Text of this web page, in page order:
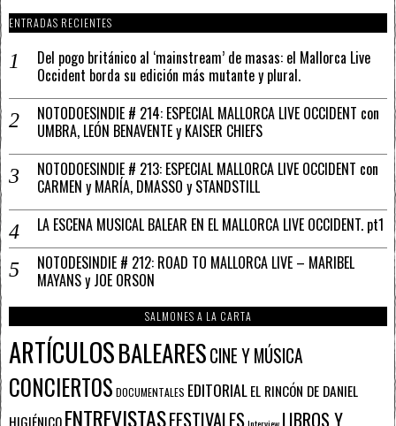
ENTRADAS RECIENTES
Del pogo británico al ‘mainstream’ de masas: el Mallorca Live
Occident borda su edición más mutante y plural.
NOTODOESINDIE # 214: ESPECIAL MALLORCA LIVE OCCIDENT con
UMBRA, LEÓN BENAVENTE y KAISER CHIEFS
NOTODOESINDIE # 213: ESPECIAL MALLORCA LIVE OCCIDENT con
CARMEN y MARÍA, DMASSO y STANDSTILL
LA ESCENA MUSICAL BALEAR EN EL MALLORCA LIVE OCCIDENT. pt1
NOTODESINDIE # 212: ROAD TO MALLORCA LIVE – MARIBEL
MAYANS y JOE ORSON
SALMONES A LA CARTA
ARTÍCULOSBALEARESCINE Y MÚSICA
CONCIERTOS DOCUMENTALES EDITORIALEL RINCÓN DE DANIEL
HIGIÉNICOENTREVISTASFESTIVALESInterview LIBROS Y